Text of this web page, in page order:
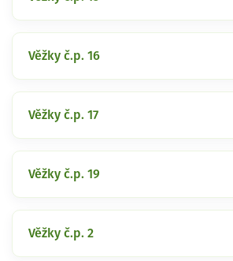
Věžky č.p. 16
Věžky č.p. 17
Věžky č.p. 19
Věžky č.p. 2